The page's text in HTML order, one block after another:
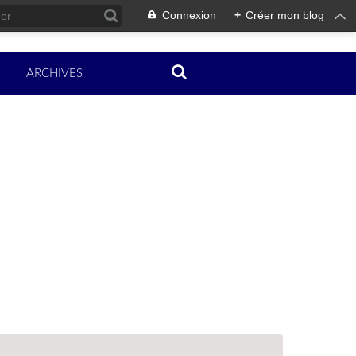
Connexion + Créer mon blog
ARCHIVES